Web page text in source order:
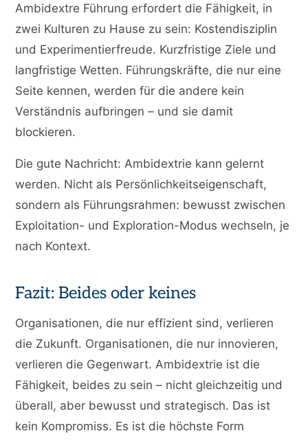
Ambidextre Führung erfordert die Fähigkeit, in
zwei Kulturen zu Hause zu sein: Kostendisziplin
und Experimentierfreude. Kurzfristige Ziele und
langfristige Wetten. Führungskräfte, die nur eine
Seite kennen, werden für die andere kein
Verständnis aufbringen – und sie damit
blockieren.
Die gute Nachricht: Ambidextrie kann gelernt
werden. Nicht als Persönlichkeitseigenschaft,
sondern als Führungsrahmen: bewusst zwischen
Exploitation- und Exploration-Modus wechseln, je
nach Kontext.
Fazit: Beides oder keines
Organisationen, die nur effizient sind, verlieren
die Zukunft. Organisationen, die nur innovieren,
verlieren die Gegenwart. Ambidextrie ist die
Fähigkeit, beides zu sein – nicht gleichzeitig und
überall, aber bewusst und strategisch. Das ist
kein Kompromiss. Es ist die höchste Form